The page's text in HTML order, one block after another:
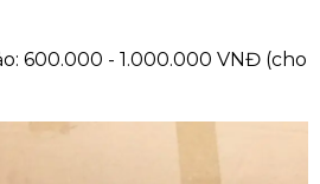
600.000 - 1.000.000 VNĐ (cho